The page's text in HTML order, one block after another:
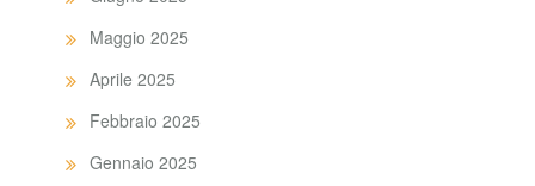
Maggio 2025
Aprile 2025
Febbraio 2025
Gennaio 2025